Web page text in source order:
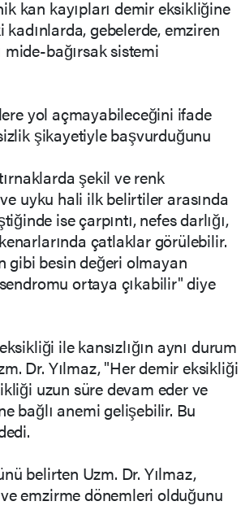
kan kayıpları demir eksikliğine
gebelerde, emziren
bağırsak sistemi
yol açmayabileceğini ifade
şikayetiyle başvurduğunu
şekil ve renk
uyku hali ilk belirtiler arasında
ise çarpıntı, nefes darlığı,
çatlaklar görülebilir.
gibi besin değeri olmayan
ortaya çıkabilir" diye
ile kansızlığın aynı durum
Dr. Yılmaz, "Her demir eksikliği
uzun süre devam eder ve
bağlı anemi gelişebilir. Bu
belirten Uzm. Dr. Yılmaz,
emzirme dönemleri olduğunu